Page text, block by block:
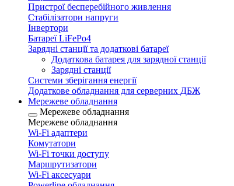
Пристрої бесперебійного живлення
Стабілізатори напруги
Інвертори
Батареї LiFePo4
Зарядні станції та додаткові батареї
Додаткова батарея для зарядної станції
Зарядні станції
Системи зберігання енергії
Додаткове обладнання для серверних ДБЖ
Мережеве обладнання
Мережеве обладнання
Мережеве обладнання
Wi-Fi адаптери
Комутатори
Wi-Fi точки доступу
Маршрутизатори
Wi-Fi аксесуари